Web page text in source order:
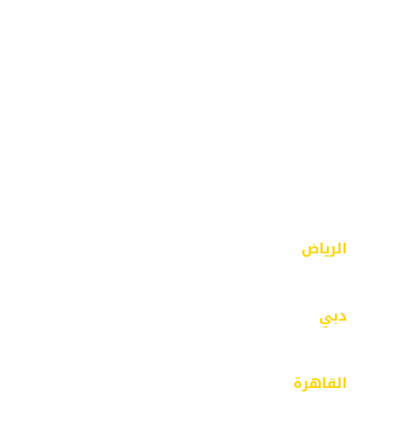
الرياض
دبي
مبنى 43 – بر دبي- الفهيدي
القاهرة